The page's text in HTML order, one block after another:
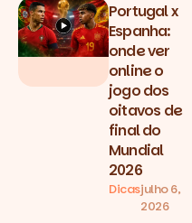
Portugal x
Espanha:
onde ver
online o
jogo dos
oitavos de
final do
Mundial
2026
Dicasjulho 6,
2026